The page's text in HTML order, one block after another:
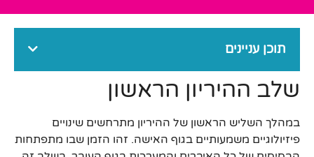
תוכן עניינים
שלב ההיריון הראשון
במהלך השליש הראשון של ההיריון מתרחשים שינויים
פיזיולוגיים משמעותיים בגוף האישה. זהו הזמן שבו מתפתחות